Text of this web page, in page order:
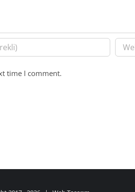
time I comment.